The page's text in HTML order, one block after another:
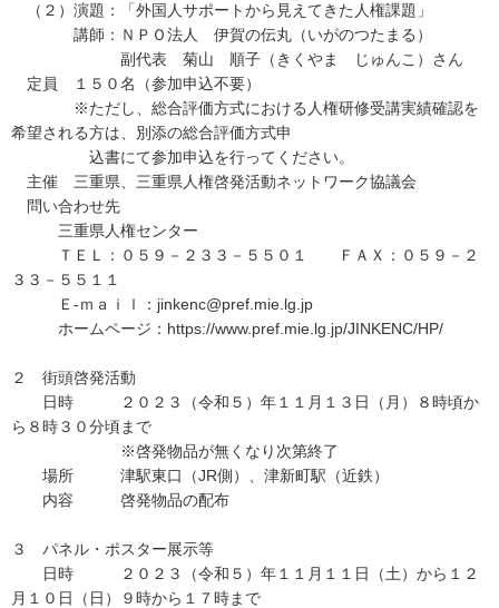
（２）演題：「外国人サポートから見えてきた人権課題」
講師：ＮＰＯ法人 伊賀の伝丸（いがのつたまる）
副代表 菊山 順子（きくやま じゅんこ）さん
定員 １５０名（参加申込不要）
※ただし、総合評価方式における人権研修受講実績確認を
希望される方は、別添の総合評価方式申
込書にて参加申込を行ってください。
主催 三重県、三重県人権啓発活動ネットワーク協議会
問い合わせ先
三重県人権センター
ＴＥＬ：０５９－２３３－５５０１ ＦＡＸ：０５９－２
３３－５５１１
Ｅ-ｍａｉｌ：jinkenc@pref.mie.lg.jp
ホームページ：https://www.pref.mie.lg.jp/JINKENC/HP/
２ 街頭啓発活動
日時 ２０２３（令和５）年１１月１３日（月）８時頃か
ら８時３０分頃まで
※啓発物品が無くなり次第終了
場所 津駅東口（JR側）、津新町駅（近鉄）
内容 啓発物品の配布
３ パネル・ポスター展示等
日時 ２０２３（令和５）年１１月１１日（土）から１２
月１０日（日）９時から１７時まで